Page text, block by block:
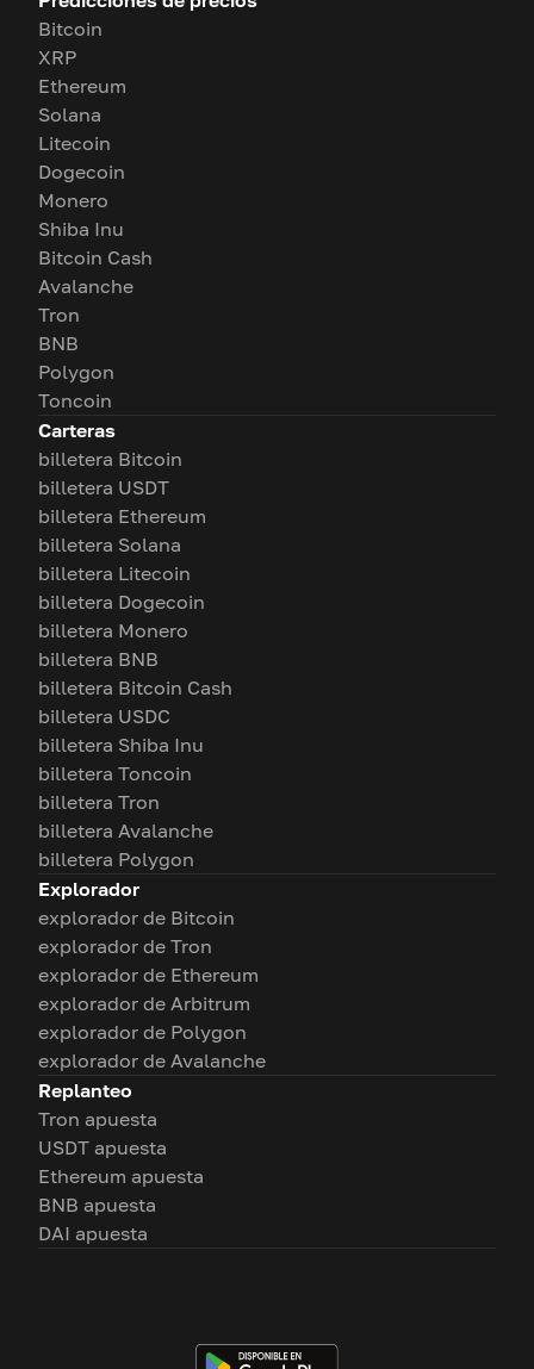
Bitcoin
XRP
Ethereum
Solana
Litecoin
Dogecoin
Monero
Shiba Inu
Bitcoin Cash
Avalanche
Tron
BNB
Polygon
Toncoin
Carteras
billetera Bitcoin
billetera USDT
billetera Ethereum
billetera Solana
billetera Litecoin
billetera Dogecoin
billetera Monero
billetera BNB
billetera Bitcoin Cash
billetera USDC
billetera Shiba Inu
billetera Toncoin
billetera Tron
billetera Avalanche
billetera Polygon
Explorador
explorador de Bitcoin
explorador de Tron
explorador de Ethereum
explorador de Arbitrum
explorador de Polygon
explorador de Avalanche
Replanteo
Tron apuesta
USDT apuesta
Ethereum apuesta
BNB apuesta
DAI apuesta